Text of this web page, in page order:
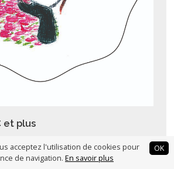
acceptez l'utilisation de cookies pour
de navigation. En savoir plus
OK
et plus